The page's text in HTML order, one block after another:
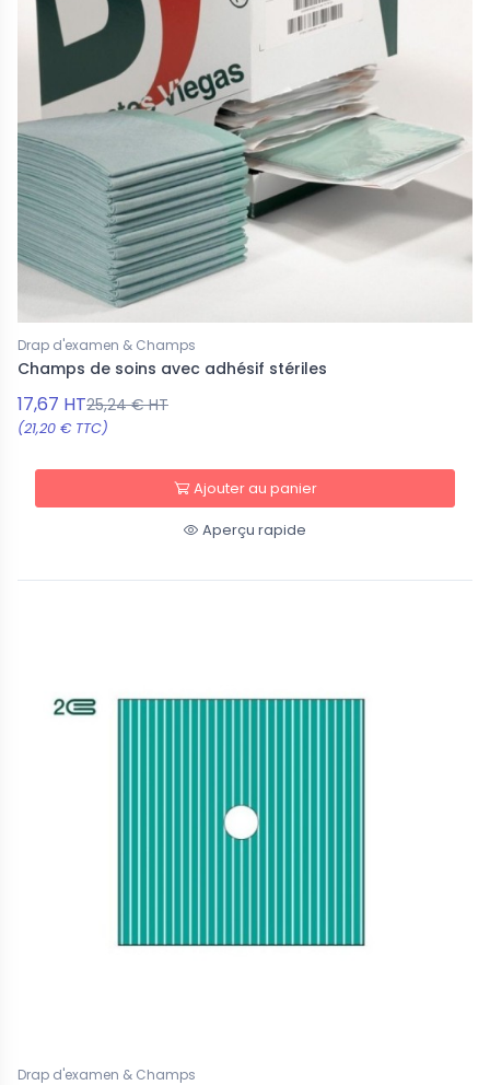
Drap d'examen & Champs
Champs de soins avec adhésif stériles
17,67 HT25,24 € HT
(21,20 € TTC)
Ajouter au panier
Aperçu rapide
Drap d'examen & Champs